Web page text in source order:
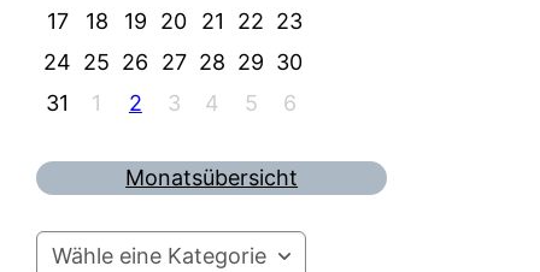
17
18 19 20 21 22 23
24 25 26 27 28 29 30
31
1 2 3 4 5 6
Monatsübersicht
Wähle eine Kategorie